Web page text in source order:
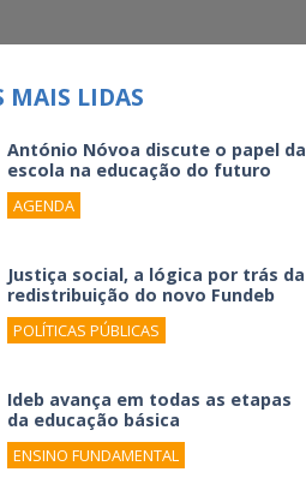
MAIS LIDAS
António Nóvoa discute o papel da
escola na educação do futuro
AGENDA
Justiça social, a lógica por trás da
redistribuição do novo Fundeb
POLÍTICAS PÚBLICAS
Ideb avança em todas as etapas
da educação básica
ENSINO FUNDAMENTAL